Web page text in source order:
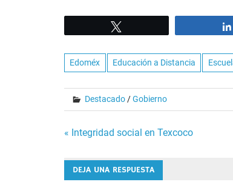
Edoméx Educación a Distancia
Destacado/Gobierno
Navegación
de
entradas
« Integridad social en Texcoco
DEJA UNA RESPUESTA